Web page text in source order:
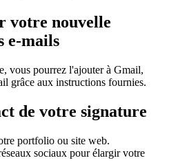
votre nouvelle
e-mails
vous pourrez l'ajouter à Gmail,
grâce aux instructions fournies.
de votre signature
portfolio ou site web.
sociaux pour élargir votre